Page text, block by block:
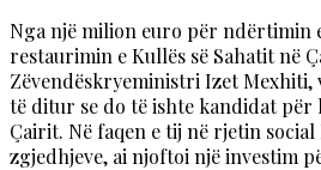
Nga një milion euro për ndërtimin
restaurimin e Kullës së Sahatit në
Zëvendëskryeministri Izet Mexhiti,
të ditur se do të ishte kandidat për
Çairit. Në faqen e tij në rjetin
zgjedhjeve, ai njoftoi një investim